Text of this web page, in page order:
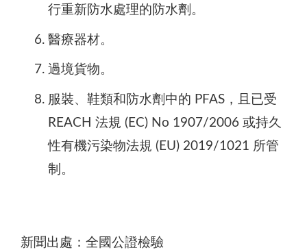
行重新防水處理的防水劑。
醫療器材。
過境貨物。
服裝、鞋類和防水劑中的 PFAS，且已受
REACH 法規 (EC) No 1907/2006 或持久
性有機污染物法規 (EU) 2019/1021 所管
制。
新聞出處：全國公證檢驗